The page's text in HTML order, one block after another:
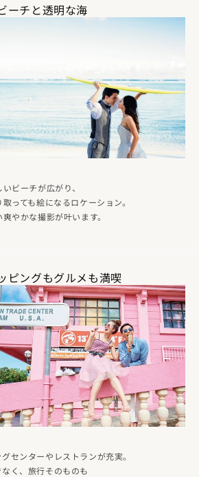
ーチと透明な海
ビーチが広がり、
っても絵になるロケーション。
やかな撮影が叶います。
ピングもグルメも満喫
センターやレストランが充実。
く、旅行そのものも